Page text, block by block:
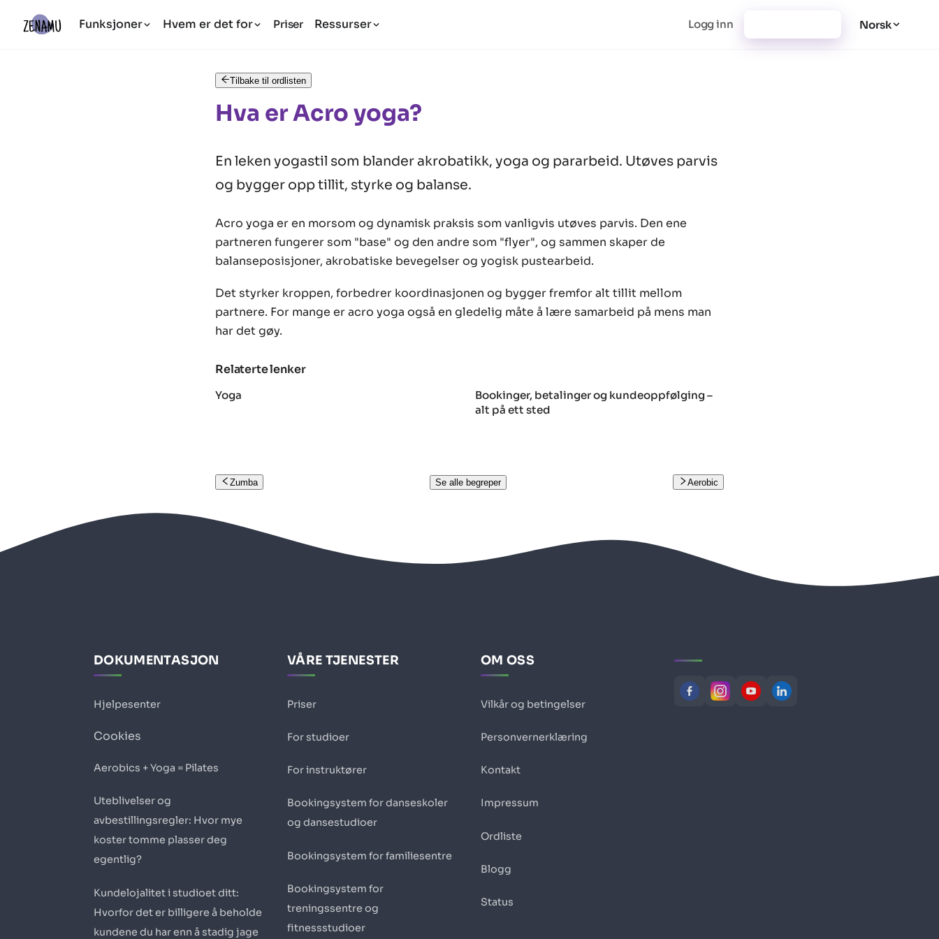
Funksjoner Hvem er det for Priser Ressurser Logg inn Norsk
Tilbake til ordlisten
Hva er Acro yoga?
En leken yogastil som blander akrobatikk, yoga og pararbeid. Utøves parvis
og bygger opp tillit, styrke og balanse.
Acro yoga er en morsom og dynamisk praksis som vanligvis utøves parvis. Den ene
partneren fungerer som "base" og den andre som "flyer", og sammen skaper de
balanseposisjoner, akrobatiske bevegelser og yogisk pustearbeid.
Det styrker kroppen, forbedrer koordinasjonen og bygger fremfor alt tillit mellom
partnere. For mange er acro yoga også en gledelig måte å lære samarbeid på mens man
har det gøy.
Relaterte lenker
Yoga
Bookinger, betalinger og kundeoppfølging –
alt på ett sted
Zumba Se alle begreper Aerobic
DOKUMENTASJON
Hjelpesenter
Cookies
Aerobics + Yoga = Pilates
Uteblivelser og
avbestillingsregler: Hvor mye
koster tomme plasser deg
egentlig?
Kundelojalitet i studioet ditt:
Hvorfor det er billigere å beholde
kundene du har enn å stadig jage
VÅRE TJENESTER
Priser
For studioer
For instruktører
Bookingsystem for danseskoler
og dansestudioer
Bookingsystem for familiesentre
Bookingsystem for
treningssentre og
fitnessstudioer
OM OSS
Vilkår og betingelser
Personvernerklæring
Kontakt
Impressum
Ordliste
Blogg
Status